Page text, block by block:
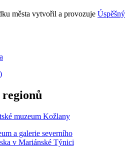
města vytvořil a provozuje Úspěšný
muzeum Kožlany
a galerie severního
v Mariánské Týnici